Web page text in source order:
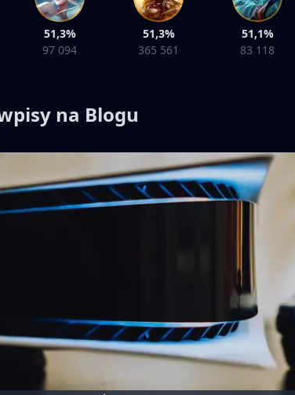
51,3%
97 094
51,3%
365 561
51,1%
83 118
na Blogu